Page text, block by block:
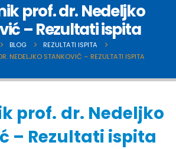
prof. dr. Nedeljko
– Rezultati ispita
BLOG
REZULTATI ISPITA
NEDELJKO STANKOVIĆ – REZULTATI ISPITA
prof. dr. Nedeljko
– Rezultati ispita